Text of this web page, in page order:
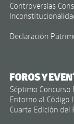
Controversias
Declaración
FOROS Y
Séptimo Concurso
Entorno al Código
Cuarta Edición del